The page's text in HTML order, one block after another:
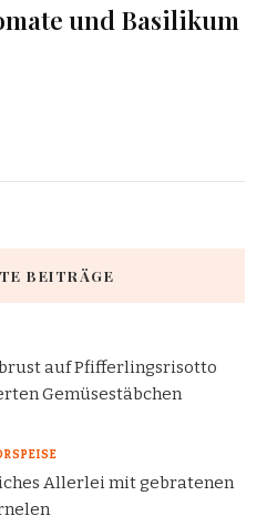
und Basilikum
BEITRÄGE
auf Pfifferlingsrisotto
Gemüsestäbchen
Allerlei mit gebratenen